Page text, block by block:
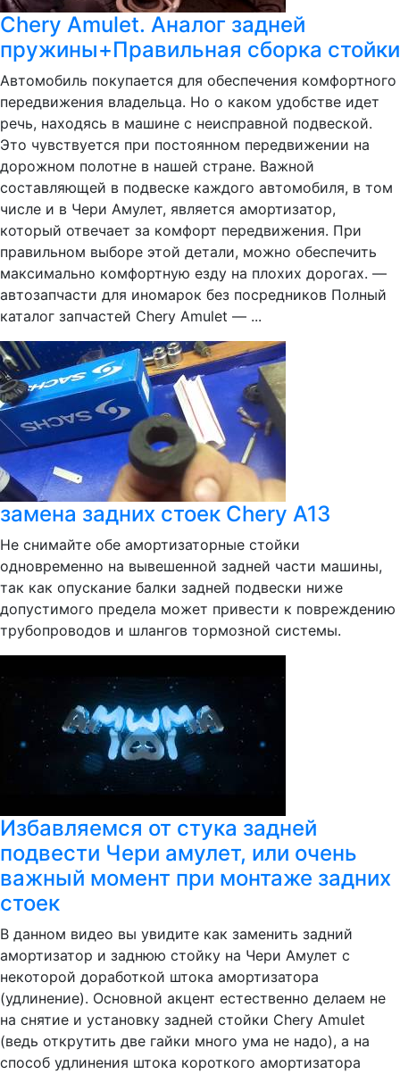
Chery Amulet. Аналог задней
пружины+Правильная сборка стойки
Автомобиль покупается для обеспечения комфортного
передвижения владельца. Но о каком удобстве идет
речь, находясь в машине с неисправной подвеской.
Это чувствуется при постоянном передвижении на
дорожном полотне в нашей стране. Важной
составляющей в подвеске каждого автомобиля, в том
числе и в Чери Амулет, является амортизатор,
который отвечает за комфорт передвижения. При
правильном выборе этой детали, можно обеспечить
максимально комфортную езду на плохих дорогах. —
автозапчасти для иномарок без посредников Полный
каталог запчастей Chery Amulet — ...
замена задних стоек Chery A13
Не снимайте обе амортизаторные стойки
одновременно на вывешенной задней части машины,
так как опускание балки задней подвески ниже
допустимого предела может привести к повреждению
трубопроводов и шлангов тормозной системы.
Избавляемся от стука задней
подвести Чери амулет, или очень
важный момент при монтаже задних
стоек
В данном видео вы увидите как заменить задний
амортизатор и заднюю стойку на Чери Амулет с
некоторой доработкой штока амортизатора
(удлинение). Основной акцент естественно делаем не
на снятие и установку задней стойки Chery Amulet
(ведь открутить две гайки много ума не надо), а на
способ удлинения штока короткого амортизатора